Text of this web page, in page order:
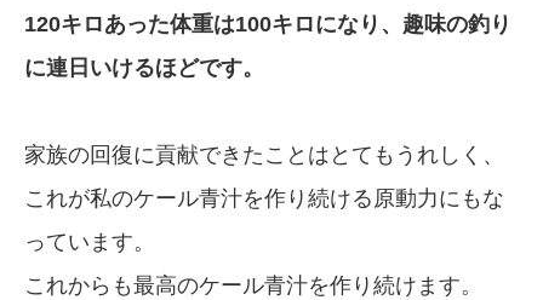
120キロあった体重は100キロになり、趣味の釣り
に連日いけるほどです。
家族の回復に貢献できたことはとてもうれしく、
これが私のケール青汁を作り続ける原動力にもな
っています。
これからも最高のケール青汁を作り続けます。